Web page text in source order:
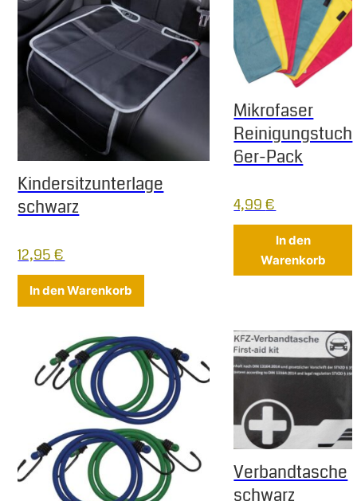
Kindersitzunterlage
schwarz
12,95€
In den Warenkorb
Mikrofaser
Reinigungstuch
6er-Pack
4,99€
In den
Warenkorb
Verbandtasche
schwarz